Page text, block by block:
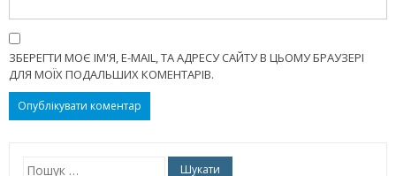
ЗБЕРЕГТИ МОЄ ІМ'Я, E-MAIL, ТА АДРЕСУ САЙТУ В ЦЬОМУ БРАУЗЕРІ
ДЛЯ МОЇХ ПОДАЛЬШИХ КОМЕНТАРІВ.
Пошук: